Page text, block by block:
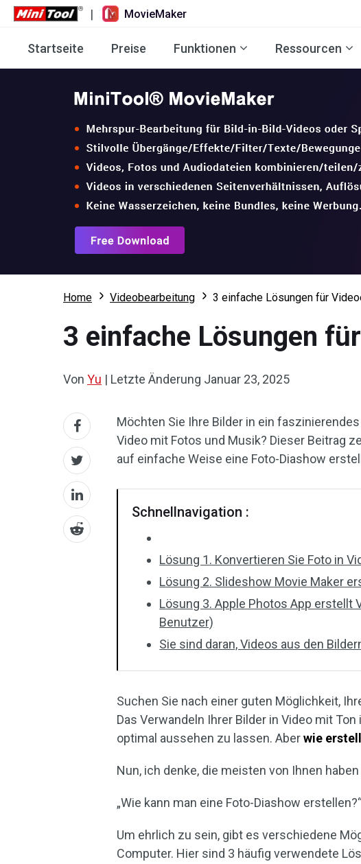
| MovieMaker
Startseite Preise Funktionen Ressourcen
Home Videobearbeitung 3 einfache Lösungen für
3 einfache Lösungen
Von Yu | Letzte Änderung Januar 23, 2025
Möchten Sie Ihre Bilder in ein
Video mit Fotos und Musik? Dieser Beitrag
auf einfache Weise eine Foto-Diashow
Schnellnavigation :
Lösung 1. Konvertieren Sie Foto in
Lösung 2. Slideshow Movie Maker
Lösung 3. Apple Photos App erstellt
Benutzer)
Sie sind daran, Videos aus den
Suchen Sie nach einer guten Möglichkeit,
Das Verwandeln Ihrer Bilder in Video mit
optimal aussehen zu lassen. Aberwie
Nun, ich denke, die meisten von Ihnen
„Wie kann man eine Foto-Diashow
Um ehrlich zu sein, gibt es verschiedene
Computer. Hier sind 3 häufig verwendete